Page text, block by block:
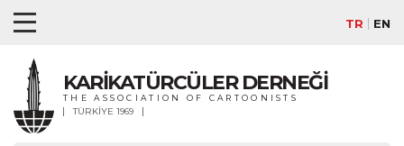
TR EN
KARİKATÜRCÜLER DERNEĞİ
THE ASSOCIATION OF CARTOONISTS
TÜRKİYE 1969